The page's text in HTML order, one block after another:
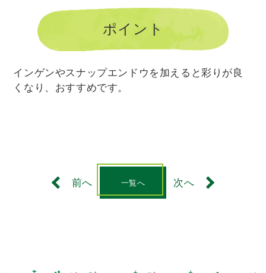
ポイント
インゲンやスナップエンドウを加えると彩りが良
くなり、おすすめです。
前へ 一覧へ 次へ